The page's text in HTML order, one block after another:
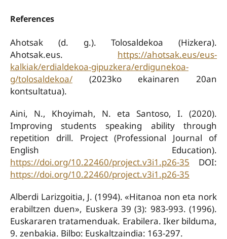
References
Ahotsak (d. g.). Tolosaldekoa (Hizkera).
Ahotsak.eus. https://ahotsak.eus/eus-
kalkiak/erdialdekoa-gipuzkera/erdigunekoa-
g/tolosaldekoa/(2023ko ekainaren 20an
kontsultatua).
Aini, N., Khoyimah, N. eta Santoso, I. (2020).
Improving students speaking ability through
repetition drill. Project (Professional Journal of
English Education).
https://doi.org/10.22460/project.v3i1.p26-35 DOI:
https://doi.org/10.22460/project.v3i1.p26-35
Alberdi Larizgoitia, J. (1994). «Hitanoa non eta nork
erabiltzen duen», Euskera 39 (3): 983-993. (1996).
Euskararen tratamenduak. Erabilera. Iker bilduma,
9. zenbakia. Bilbo: Euskaltzaindia: 163-297.